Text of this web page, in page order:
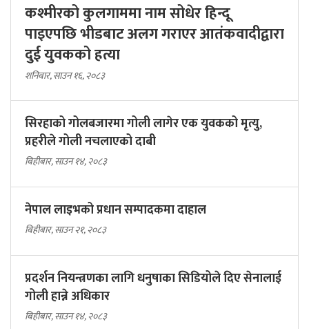
कश्मीरको कुलगाममा नाम सोधेर हिन्दू
पाइएपछि भीडबाट अलग गराएर आतंकवादीद्वारा
दुई युवकको हत्या
शनिबार, साउन १६, २०८३
सिरहाको गोलबजारमा गोली लागेर एक युवकको मृत्यु,
प्रहरीले गोली नचलाएको दाबी
बिहीबार, साउन १४, २०८३
नेपाल लाइभको प्रधान सम्पादकमा दाहाल
बिहीबार, साउन २१, २०८३
प्रदर्शन नियन्त्रणका लागि धनुषाका सिडियोले दिए सेनालाई
गोली हान्ने अधिकार
बिहीबार, साउन १४, २०८३